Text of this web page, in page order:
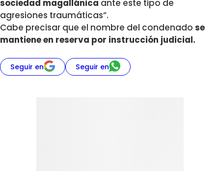
sociedad magallánica ante este tipo de
agresiones traumáticas”.
Cabe precisar que el nombre del condenado se
mantiene en reserva por instrucción judicial.
Seguir en Seguir en